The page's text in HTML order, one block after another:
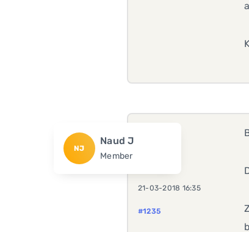
NJ
Naud J
Member
21-03-2018 16:35
#1235